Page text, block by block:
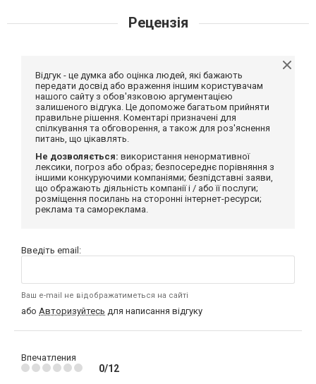
Рецензія
Відгук - це думка або оцінка людей, які бажають
передати досвід або враження іншим користувачам
нашого сайту з обов'язковою аргументацією
залишеного відгука. Це допоможе багатьом прийняти
правильне рішення. Коментарі призначені для
спілкування та обговорення, а також для роз'яснення
питань, що цікавлять.
Не дозволяється: використання ненормативної
лексики, погроз або образ; безпосереднє порівняння з
іншими конкуруючими компаніями; безпідставні заяви,
що ображають діяльність компанії і / або її послуги;
розміщення посилань на сторонні інтернет-ресурси;
реклама та самореклама.
Введіть email:
Ваш e-mail не відображатиметься на сайті
або Авторизуйтесь для написання відгуку
Впечатления
0/12